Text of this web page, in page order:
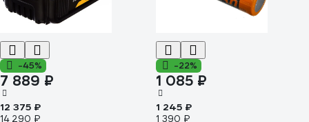
-45%
7 889 ₽
12 375 ₽
14 290 ₽
-22%
1 085 ₽
1 245 ₽
1 390 ₽